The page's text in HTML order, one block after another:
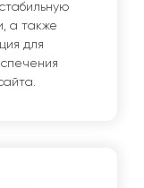
а также
для